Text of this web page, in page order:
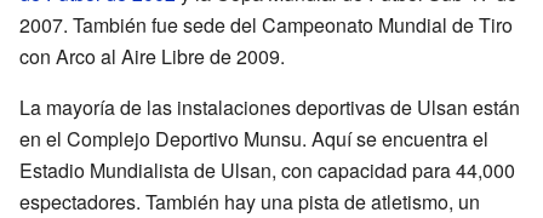
2007. También fue sede del Campeonato Mundial de Tiro
con Arco al Aire Libre de 2009.
La mayoría de las instalaciones deportivas de Ulsan están
en el Complejo Deportivo Munsu. Aquí se encuentra el
Estadio Mundialista de Ulsan, con capacidad para 44,000
espectadores. También hay una pista de atletismo, un